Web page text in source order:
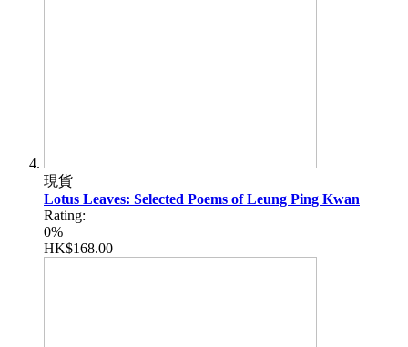
現貨
Lotus Leaves: Selected Poems of Leung Ping Kwan
Rating:
0%
HK$168.00